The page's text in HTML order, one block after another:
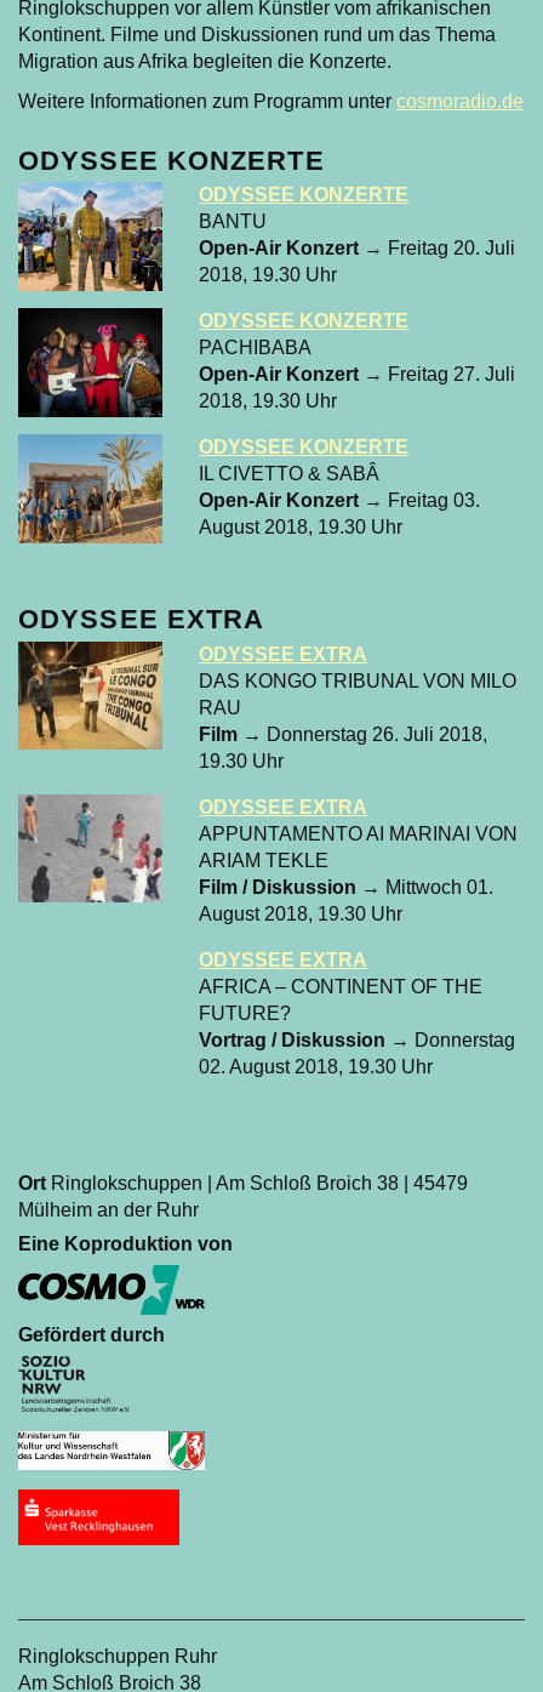
Ringlokschuppen vor allem Künstler vom afrikanischen
Kontinent. Filme und Diskussionen rund um das Thema
Migration aus Afrika begleiten die Konzerte.
Weitere Informationen zum Programm unter cosmoradio.de
ODYSSEE KONZERTE
ODYSSEE KONZERTE
BANTU
Open-Air Konzert → Freitag 20. Juli
2018, 19.30 Uhr
ODYSSEE KONZERTE
PACHIBABA
Open-Air Konzert → Freitag 27. Juli
2018, 19.30 Uhr
ODYSSEE KONZERTE
IL CIVETTO & SABÂ
Open-Air Konzert → Freitag 03.
August 2018, 19.30 Uhr
ODYSSEE EXTRA
ODYSSEE EXTRA
DAS KONGO TRIBUNAL VON MILO
RAU
Film → Donnerstag 26. Juli 2018,
19.30 Uhr
ODYSSEE EXTRA
APPUNTAMENTO AI MARINAI VON
ARIAM TEKLE
Film / Diskussion → Mittwoch 01.
August 2018, 19.30 Uhr
ODYSSEE EXTRA
AFRICA – CONTINENT OF THE
FUTURE?
Vortrag / Diskussion → Donnerstag
02. August 2018, 19.30 Uhr
Ort Ringlokschuppen | Am Schloß Broich 38 | 45479
Mülheim an der Ruhr
Eine Koproduktion von
Gefördert durch
Ringlokschuppen Ruhr
Am Schloß Broich 38